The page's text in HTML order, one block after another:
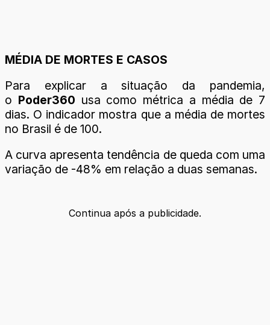
MÉDIA DE MORTES E CASOS
Para explicar a situação da pandemia,
o Poder360 usa como métrica a média de 7
dias. O indicador mostra que a média de mortes
no Brasil é de 100.
A curva apresenta tendência de queda com uma
variação de -48% em relação a duas semanas.
Continua após a publicidade.